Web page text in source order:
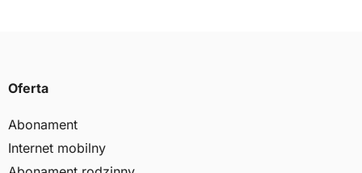
Oferta
Abonament
Internet mobilny